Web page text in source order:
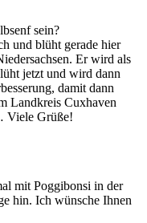
sein?
und blüht gerade hier
Er wird als
jetzt und wird dann
damit dann
Landkreis Cuxhaven
Viele Grüße!
mit Poggibonsi in der
hin. Ich wünsche Ihnen